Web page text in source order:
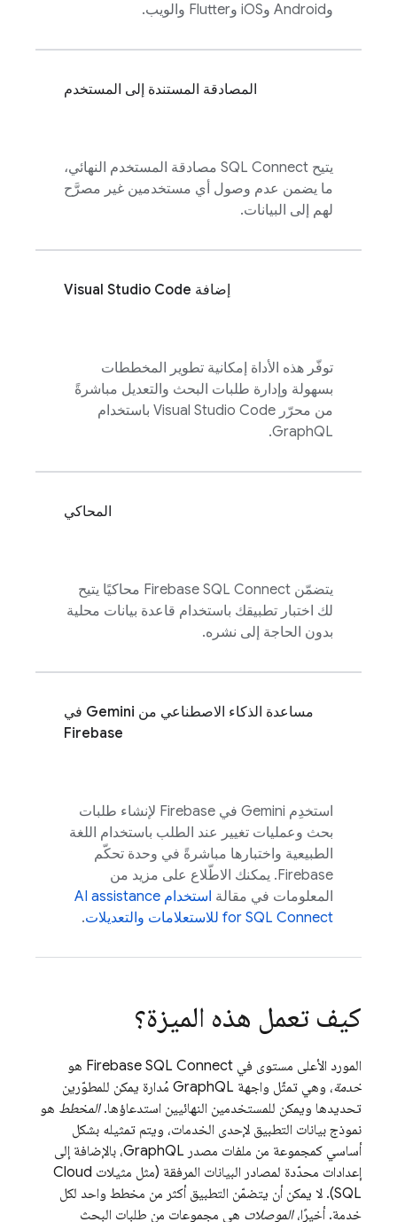
وAndroid وiOS وFlutter والويب.
المصادقة المستندة إلى المستخدم
يتيح SQL Connect مصادقة المستخدم النهائي،
ما يضمن عدم وصول أي مستخدمين غير مصرَّح
لهم إلى البيانات.
إضافة Visual Studio Code
توفّر هذه الأداة إمكانية تطوير المخططات
بسهولة وإدارة طلبات البحث والتعديل مباشرةً
من محرّر Visual Studio Code باستخدام
GraphQL.
المحاكي
يتضمّن Firebase SQL Connect محاكيًا يتيح
لك اختبار تطبيقك باستخدام قاعدة بيانات محلية
بدون الحاجة إلى نشره.
مساعدة الذكاء الاصطناعي من Gemini في
Firebase
استخدِم Gemini في Firebase لإنشاء طلبات
بحث وعمليات تغيير عند الطلب باستخدام اللغة
الطبيعية واختبارها مباشرةً في وحدة تحكّم
Firebase. يمكنك الاطّلاع على مزيد من
المعلومات في مقالة استخدام AI assistance
for SQL Connect للاستعلامات والتعديلات.
كيف تعمل هذه الميزة؟
المورد الأعلى مستوى في Firebase SQL Connect هو
خدمة
، وهي تمثّل واجهة GraphQL مُدارة يمكن للمطوّرين
تحديدها ويمكن للمستخدمين النهائيين استدعاؤها.المخطط هو
نموذج بيانات التطبيق لإحدى الخدمات، ويتم تمثيله بشكل
أساسي كمجموعة من ملفات مصدر GraphQL، بالإضافة إلى
إعدادات محدّدة لمصادر البيانات المرفقة (مثل مثيلات Cloud
SQL). لا يمكن أن يتضمّن التطبيق أكثر من مخطط واحد لكل
خدمة. أخيرًا،الموصلات هي مجموعات من طلبات البحث